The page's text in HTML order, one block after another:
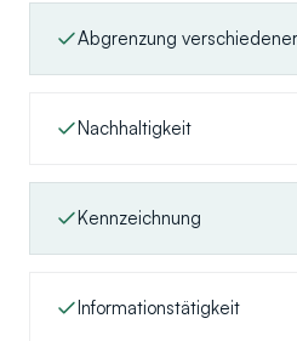
Abgrenzung
Nachhaltigkeit
Kennzeichnung
Informationstätigkeit